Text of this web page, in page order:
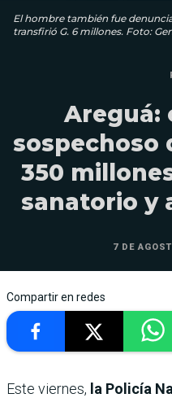
El hombre también fue
transfirió G. 6 millones. Foto:
Areguá:
sospechoso
350
sanatorio y
7 DE
Compartir en redes
Este viernes, la Policía